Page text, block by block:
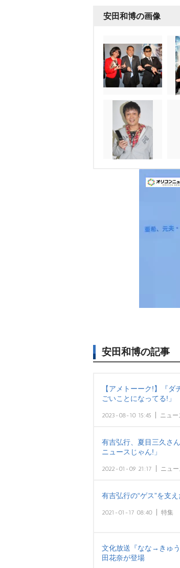
安田和博の画像
安田和博の記事
【アメトーーク!】『
ごいことになってる!」
2023-08-10 15:45 ニュー
有吉弘行、夏目三久さ
ニュースじゃん!」
2022-01-09 21:17 ニュー
有吉弘行の“ゲス”を支
2021-01-17 08:40 特集
文化放送『なな→きゅ
田花奈が登場